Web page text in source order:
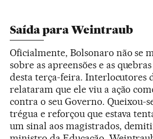
Saída para Weintraub
Oficialmente, Bolsonaro não se
sobre as apreensões e as
desta terça-feira. Interlocutores
relataram que ele viu a ação
contra o seu Governo. Queixou-
trégua e reforçou que estava
um sinal aos magistrados,